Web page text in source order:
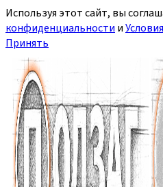
Используя этот сайт, вы
конфиденциальности и
Принять